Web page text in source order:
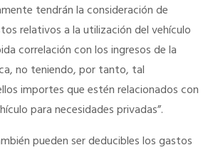
las ferias
tendrán la consideración de
relativos a la utilización del vehículo
correlación con los ingresos de la
no teniendo, por tanto, tal
importes que estén relacionados con
para necesidades privadas”.
pueden ser deducibles los gastos